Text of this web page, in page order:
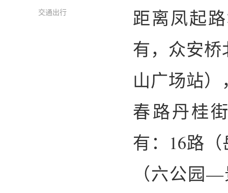
交通出行
距离凤起
有，众安
山广场站
春路丹桂
有：16路
（六公园